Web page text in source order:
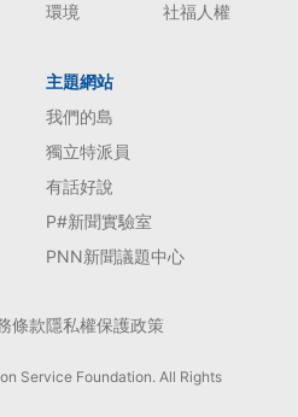
環境
社福人權
主題網站
我們的島
獨立特派員
有話好說
P#新聞實驗室
PNN新聞議題中心
條款隱私權保護政策
Service Foundation. All Rights